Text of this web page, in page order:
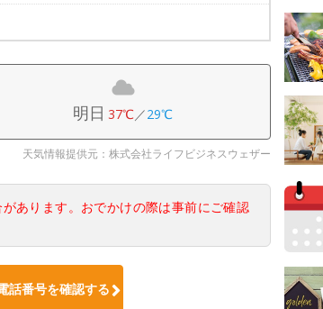
明日 37℃／29℃
天気情報提供元：株式会社ライフビジネスウェザー
あります。おでかけの際は事前にご確認
話番号を確認する